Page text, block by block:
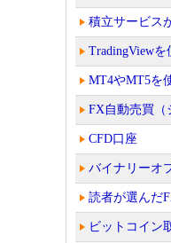
積立サービス
TradingView
MT4やMT5を
FX自動売買（
CFD口座
バイナリーオ
読者が選んだ
ビットコイン